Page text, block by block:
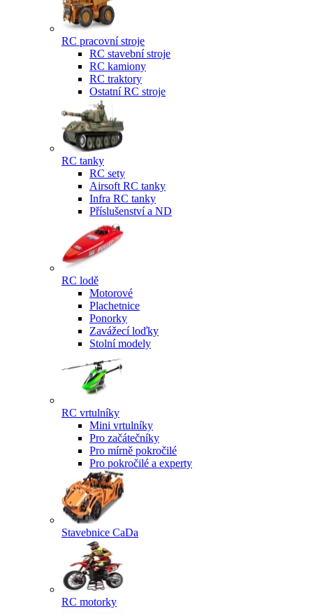
RC pracovní stroje
RC stavební stroje
RC kamiony
RC traktory
Ostatní RC stroje
RC tanky
RC sety
Airsoft RC tanky
Infra RC tanky
Příslušenství a ND
RC lodě
Motorové
Plachetnice
Ponorky
Zavážecí loďky
Stolní modely
RC vrtulníky
Mini vrtulníky
Pro začátečníky
Pro mírně pokročilé
Pro pokročilé a experty
Stavebnice CaDa
RC motorky